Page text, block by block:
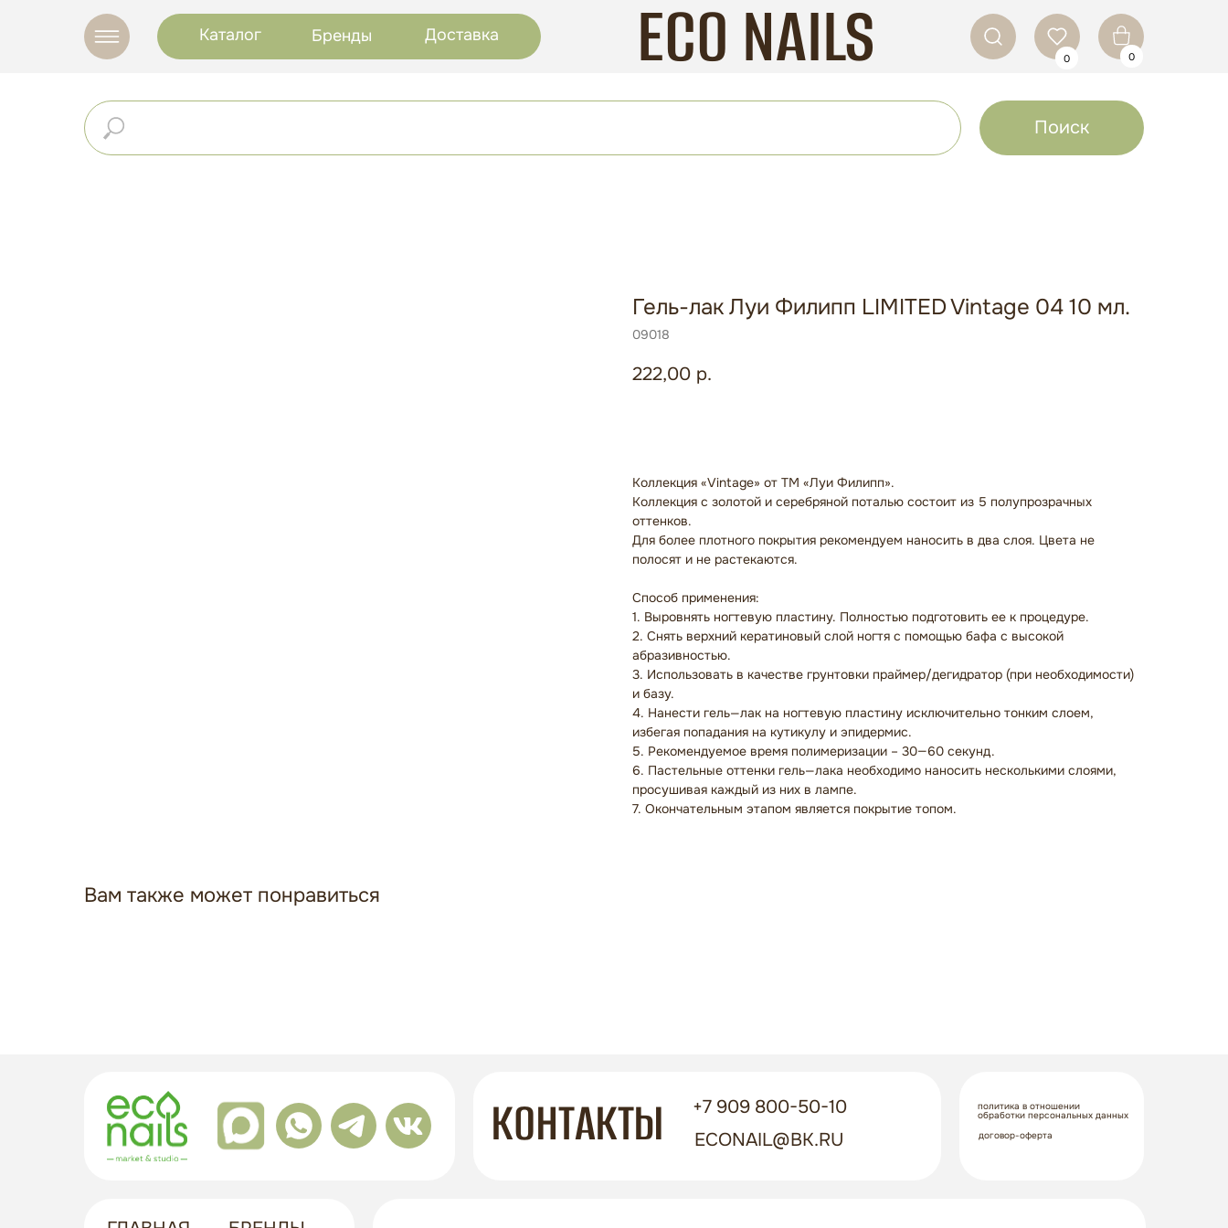
0
0
ECO NAILS
Доставка
Каталог Бренды
Поиск
Гель-лак Луи Филипп LIMITED Vintage 04 10 мл.
09018
222,00 р.
Коллекция «Vintage» от ТМ «Луи Филипп».
Коллекция с золотой и серебряной поталью состоит из 5 полупрозрачных
оттенков.
Для более плотного покрытия рекомендуем наносить в два слоя. Цвета не
полосят и не растекаются.
Способ применения:
1. Выровнять ногтевую пластину. Полностью подготовить ее к процедуре.
2. Снять верхний кератиновый слой ногтя с помощью бафа с высокой
абразивностью.
3. Использовать в качестве грунтовки праймер/дегидратор (при необходимости)
и базу.
4. Нанести гель—лак на ногтевую пластину исключительно тонким слоем,
избегая попадания на кутикулу и эпидермис.
5. Рекомендуемое время полимеризации – 30—60 секунд.
6. Пастельные оттенки гель—лака необходимо наносить несколькими слоями,
просушивая каждый из них в лампе.
7. Окончательным этапом является покрытие топом.
Вам также может понравиться
КОНТАКТЫ
+7 909 800-50-10
ECONAIL@BK.RU
политика в отношении
обработки персональных данных
договор-оферта